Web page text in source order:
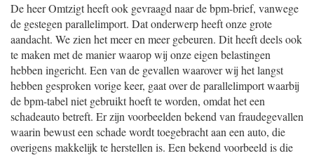
De heer Omtzigt heeft ook gevraagd naar de bpm-brief, vanwege
de gestegen parallelimport. Dat onderwerp heeft onze grote
aandacht. We zien het meer en meer gebeuren. Dit heeft deels ook
te maken met de manier waarop wij onze eigen belastingen
hebben ingericht. Een van de gevallen waarover wij het langst
hebben gesproken vorige keer, gaat over de parallelimport waarbij
de bpm-tabel niet gebruikt hoeft te worden, omdat het een
schadeauto betreft. Er zijn voorbeelden bekend van fraudegevallen
waarin bewust een schade wordt toegebracht aan een auto, die
overigens makkelijk te herstellen is. Een bekend voorbeeld is die